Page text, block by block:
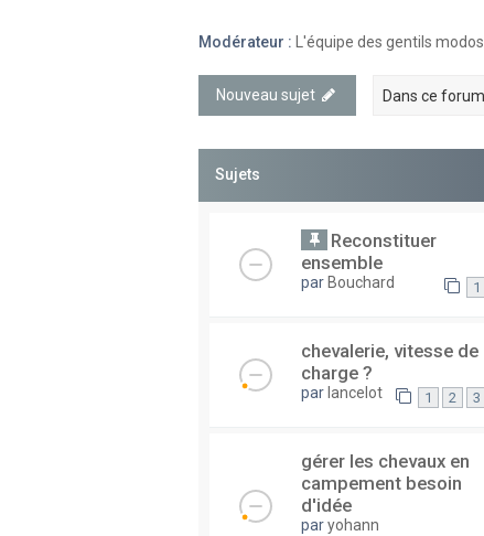
Modérateur : L'équipe des gentils modos
Nouveau sujet
Sujets
Reconstituer
ensemble
par Bouchard 1
chevalerie, vitesse de
charge ?
par lancelot 1 2 3
gérer les chevaux en
campement besoin
d'idée
paryohann